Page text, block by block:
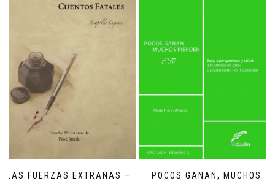
LAS FUERZAS EXTRAÑAS –
POCOS GANAN, MUCHOS